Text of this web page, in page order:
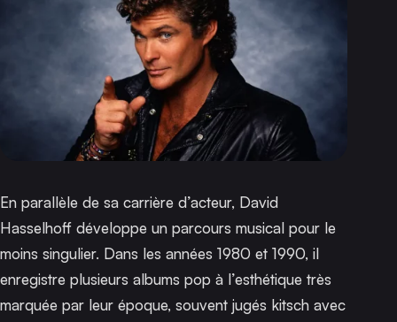
En parallèle de sa carrière d’acteur, David
Hasselhoff développe un parcours musical pour le
moins singulier. Dans les années 1980 et 1990, il
enregistre plusieurs albums pop à l’esthétique très
marquée par leur époque, souvent jugés kitsch avec